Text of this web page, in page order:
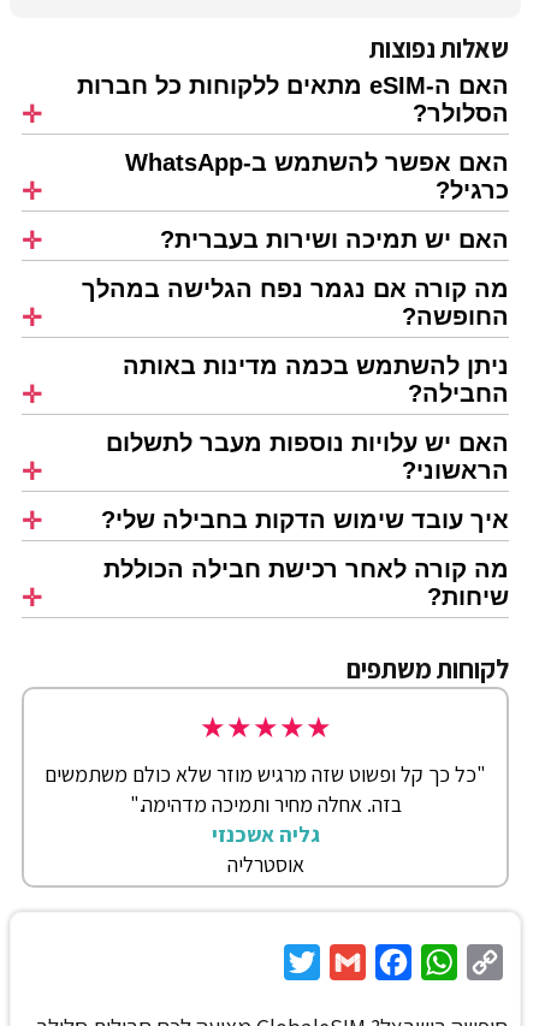
Copy
WhatsApp
Facebook
Gmail
שאלות נפוצות
האם ה-eSIM מתאים ללקוחות כל חברות
הסלולר?
האם אפשר להשתמש ב-WhatsApp
כרגיל?
האם יש תמיכה ושירות בעברית?
מה קורה אם נגמר נפח הגלישה במהלך
החופשה?
ניתן להשתמש בכמה מדינות באותה
החבילה?
האם יש עלויות נוספות מעבר לתשלום
הראשוני?
איך עובד שימוש הדקות בחבילה שלי?
מה קורה לאחר רכישת חבילה הכוללת
שיחות?
לקוחות משתפים
★
★
★
★
★
"כל כך קל ופשוט שזה מרגיש מוזר שלא כולם משתמשים
בזה. אחלה מחיר ותמיכה מדהימה."
גליה אשכנזי
אוסטרליה